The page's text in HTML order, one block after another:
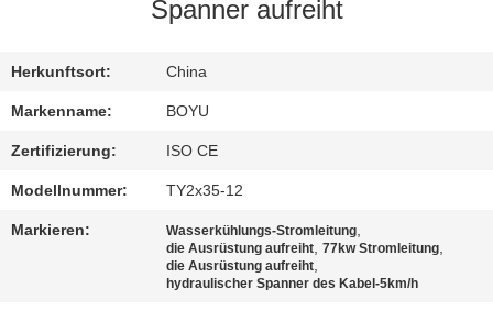
SIE
MIT
UNS
IN
VERBINDUNG
NACHRICHTEN
Spanner aufreiht
Herkunftsort: China
Markenname: BOYU
Zertifizierung: ISO CE
Modellnummer: TY2x35-12
Markieren: Wasserkühlungs-Stromleitung,
die Ausrüstung aufreiht,77kw Stromleitung,
die Ausrüstung aufreiht,
hydraulischer Spanner des Kabel-5km/h